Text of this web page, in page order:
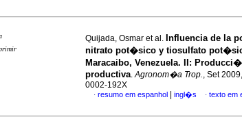
Quijada, Osmar et al. Influencia de la
nitrato pot�sico y tiosulfato
Maracaibo, Venezuela. II :
productiva.Agronom�a Trop., Set
0002-192X
· resumo em espanhol ingl�s · texto em